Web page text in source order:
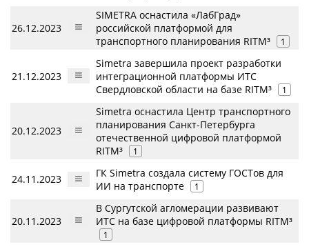
26.12.2023
SIMETRA оснастила «ЛабГрад»
российской платформой для
транспортного планирования RITM³
1
21.12.2023
Simetra завершила проект разработки
интеграционной платформы ИТС
Свердловской области на базе RITM³
1
20.12.2023
Simetra оснастила Центр транспортного
планирования Санкт-Петербурга
отечественной цифровой платформой
RITM³
1
24.11.2023
ГК Simetra создала систему ГОСТов для
ИИ на транспорте
1
20.11.2023
В Сургутской агломерации развивают
ИТС на базе цифровой платформы RITM³
1